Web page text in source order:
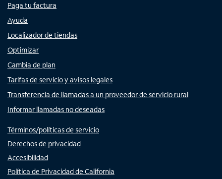
Paga tu factura
Ayuda
Localizador de tiendas
Optimizar
Cambia de plan
Tarifas de servicio y avisos legales
Transferencia de llamadas a un proveedor de servicio rural
Informar llamadas no deseadas
Términos/políticas de servicio
Derechos de privacidad
Accesibilidad
Política de Privacidad de California